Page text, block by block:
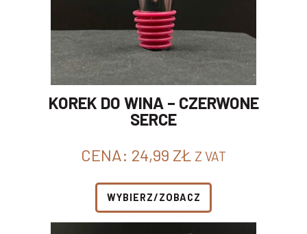
KOREK DO WINA – CZERWONE
SERCE
CENA: 24,99 ZŁ Z VAT
WYBIERZ/ZOBACZ